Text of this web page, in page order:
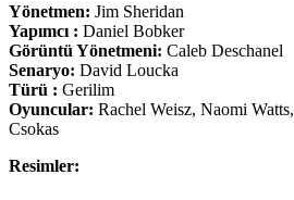
Yönetmen: Jim Sheridan
Yapımcı : Daniel Bobker
Görüntü Yönetmeni: Caleb Deschanel
Senaryo: David Loucka
Türü : Gerilim
Oyuncular: Rachel Weisz, Naomi
Csokas
Resimler: